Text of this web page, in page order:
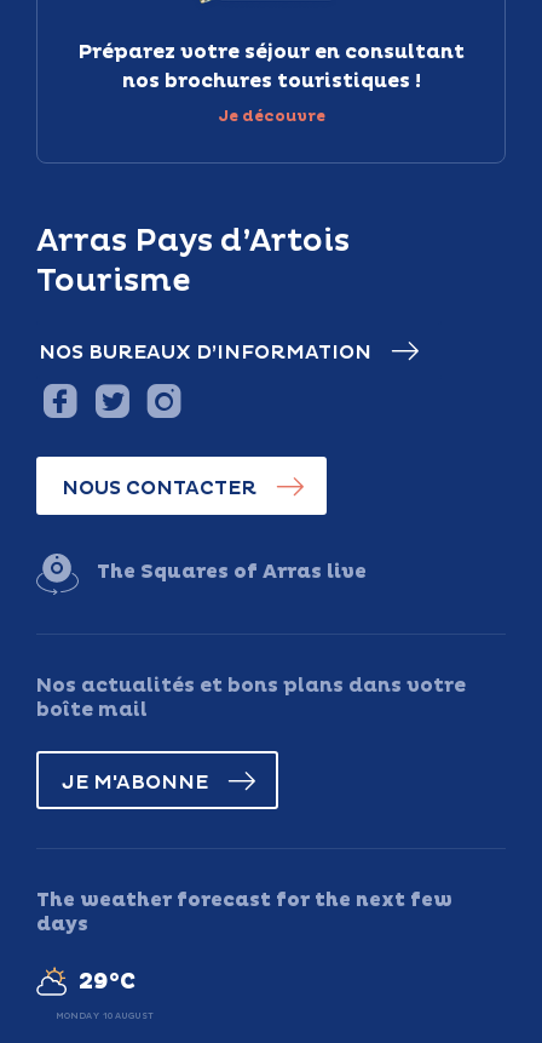
Arras Pays d’Artois
Tourisme
NOS BUREAUX D’INFORMATION
NOUS CONTACTER
The Squares of Arras live
Nos actualités et bons plans dans votre
boîte mail
JE M'ABONNE
The weather forecast for the next few
days
29°C
MONDAY 10 AUGUST
Préparez votre séjour en consultant
nos brochures touristiques !
Je découvre